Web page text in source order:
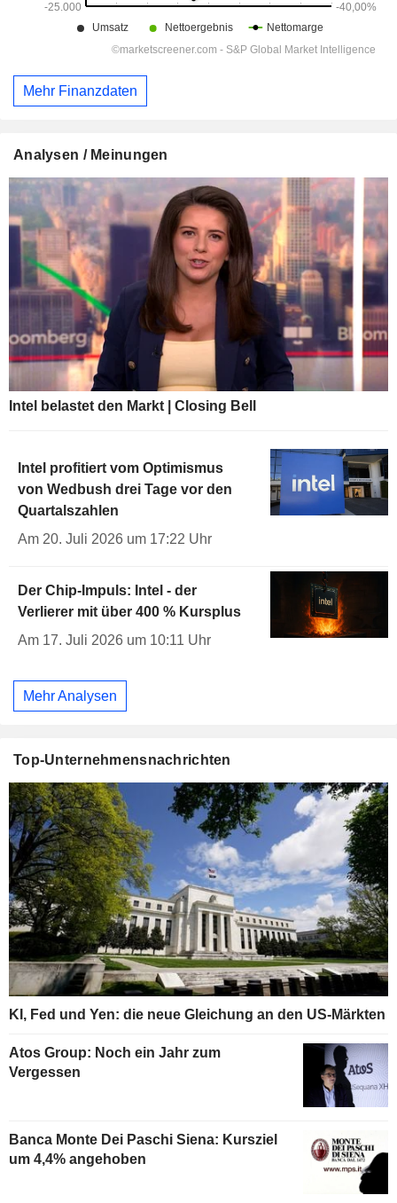
Mehr Finanzdaten
Analysen / Meinungen
Intel belastet den Markt | Closing Bell
Intel profitiert vom Optimismus
von Wedbush drei Tage vor den
Quartalszahlen
Am 20. Juli 2026 um 17:22 Uhr
Der Chip-Impuls: Intel - der
Verlierer mit über 400 % Kursplus
Am 17. Juli 2026 um 10:11 Uhr
Mehr Analysen
Top-Unternehmensnachrichten
KI, Fed und Yen: die neue Gleichung an den US-Märkten
Atos Group: Noch ein Jahr zum
Vergessen
Banca Monte Dei Paschi Siena: Kursziel
um 4,4% angehoben